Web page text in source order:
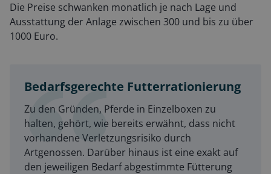
Die Preise schwanken monatlich je nach Lage und
Ausstattung der Anlage zwischen 300 und bis zu über
1000 Euro.
Bedarfsgerechte Futterrationierung
Zu den Gründen, Pferde in Einzelboxen zu
halten, gehört, wie bereits erwähnt, dass nicht
vorhandene Verletzungsrisiko durch
Artgenossen. Darüber hinaus ist eine exakt auf
den jeweiligen Bedarf abgestimmte Fütterung